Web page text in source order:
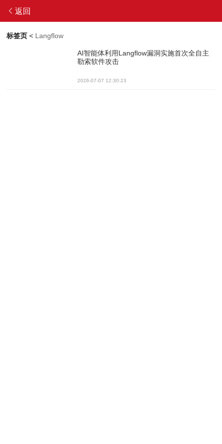
返回
标签页 < Langflow
AI智能体利用Langflow漏洞实施首次全自主
勒索软件攻击
2026-07-07 12:30:23